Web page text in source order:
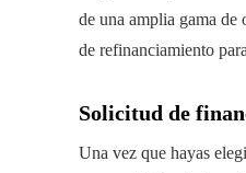
de una amplia gama de
de refinanciamiento
Solicitud de
Una vez que hayas